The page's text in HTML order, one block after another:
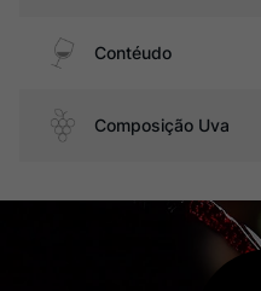
Contéudo
Composição Uva